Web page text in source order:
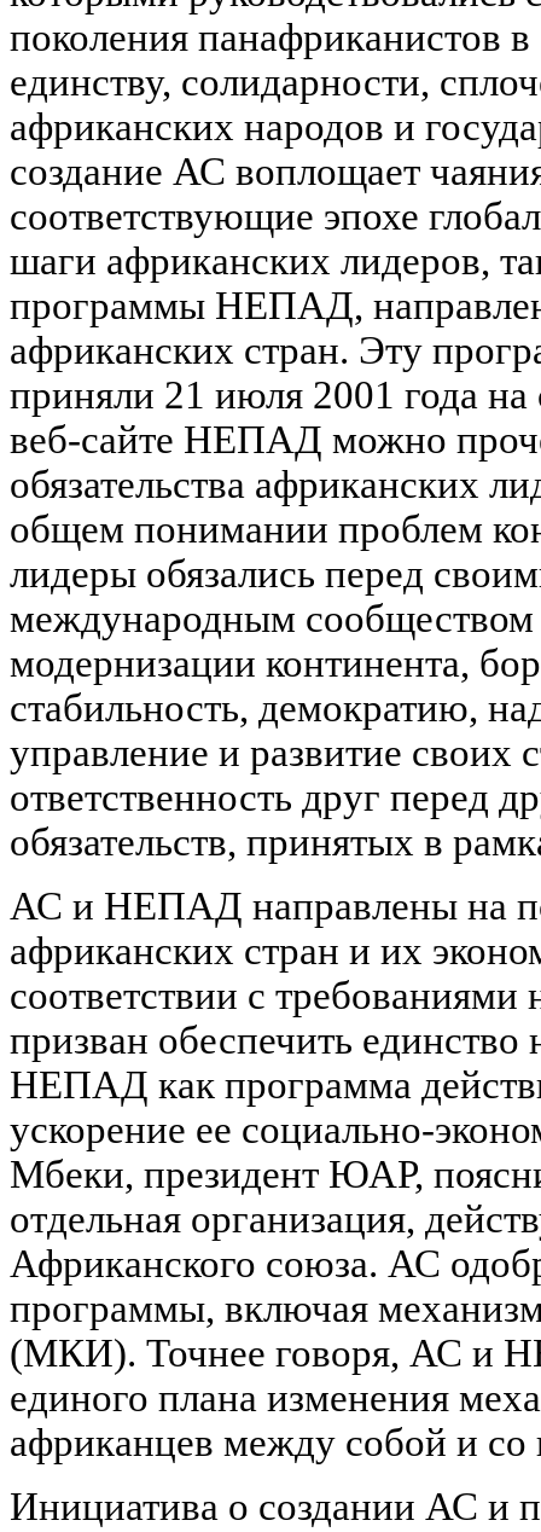
поколения панафриканистов
единству, солидарности,
африканских народов и
создание АС воплощает
соответствующие эпохе
шаги африканских лидеров,
программы НЕПАД,
африканских стран. Эту
приняли 21 июля 2001 года
веб-сайте НЕПАД можно
обязательства африканских
общем понимании проблем
лидеры обязались перед
международным сообществом
модернизации континента,
стабильность, демократию,
управление и развитие своих
ответственность друг перед
обязательств, принятых в
АС и НЕПАД направлены на
африканских стран и их
соответствии с
призван обеспечить
НЕПАД как программа
ускорение ее социально-
Мбеки, президент ЮАР,
отдельная организация,
Африканского союза. АС
программы, включая
(МКИ). Точнее говоря, АС и
единого плана изменения
африканцев между собой и
Инициатива о создании АС